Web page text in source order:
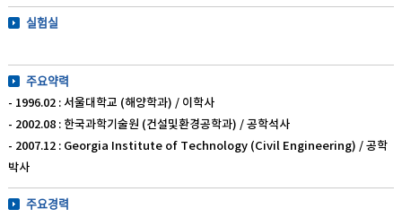
실험실
주요약력
- 1996.02 : 서울대학교 (해양학과) / 이학사
- 2002.08 : 한국과학기술원 (건설및환경공학과) / 공학석사
- 2007.12 : Georgia Institute of Technology (Civil Engineering) / 공학
박사
주요경력